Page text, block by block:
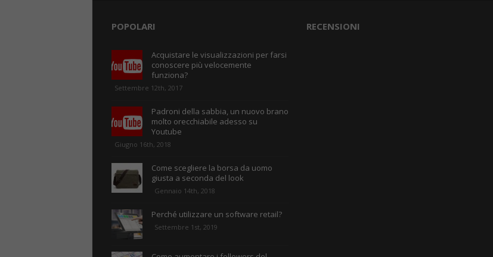
POPOLARI
Acquistare le visualizzazioni per farsi
conoscere più velocemente
funziona?
Settembre 12th, 2017
Padroni della sabbia, un nuovo brano
molto orecchiabile adesso su
Youtube
Giugno 16th, 2018
Come scegliere la borsa da uomo
giusta a seconda del look
Gennaio 14th, 2018
Perché utilizzare un software retail?
Settembre 1st, 2019
RECENSIONI